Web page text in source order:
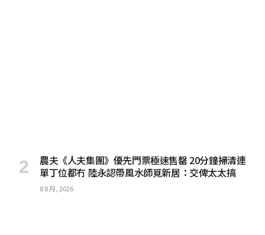
農夫《人夫集團》優先門票極速售罄 20分鐘掃清連
單丁位都冇 陸永認帶風水師覓新居：交俾太太搞
8 8 月, 2026